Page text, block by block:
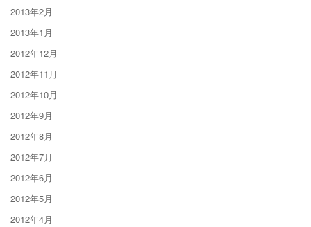
2013年2月
2013年1月
2012年12月
2012年11月
2012年10月
2012年9月
2012年8月
2012年7月
2012年6月
2012年5月
2012年4月